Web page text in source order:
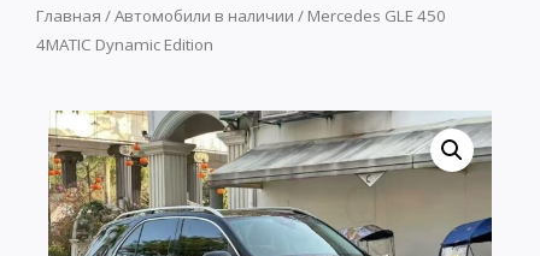
Главная /Автомобили в наличии / Mercedes GLE 450
4MATIC Dynamic Edition